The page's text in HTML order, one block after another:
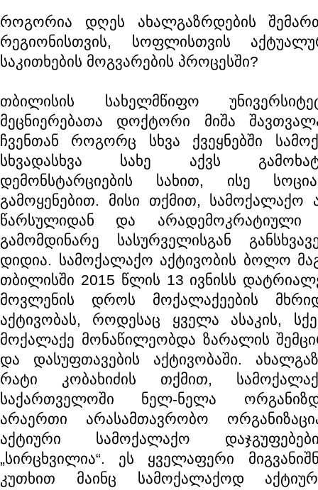
როგორია დღეს ახალგაზრდების
რეგიონისთვის, სოფლისთვის
საკითხების მოგვარების პროცესში?
თბილისის სახელმწიფო
მეცნიერებათა დოქტორი მიშა
ჩვენთან როგორც სხვა ქვეყნებში
სხვადასხვა სახე აქვს
დემონსტარციების სახით, ისე
გამოყენებით. მისი თქმით, სამოქალაქო
წარსულიდან და არადემოკრატიული
გამომდინარე სასურველისგან
დიდია. სამოქალაქო აქტივობის ბოლო
თბილისში 2015 წლის 13 ივნისს
მოვლენის დროს მოქალაქეების
აქტივობას, როდესაც ყველა ასაკის,
მოქალაქე მონაწილეობდა ზარალის
და დასუფთავების აქტივობაში.
რატი კობახიძის თქმით,
საქართველოში ნელ-ნელა
არაერთი არასამთავრობო
აქტიური სამოქალაქო
„სირცხვილია“. ეს ყველაფერი
კუთხით მაინც სამოქალაქოდ